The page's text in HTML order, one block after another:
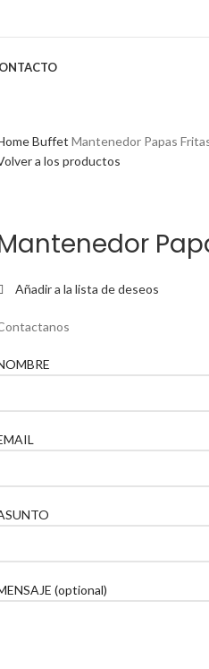
Buffet Mantenedor Papas
a los productos
Añadir a la lista de deseos
(optional)